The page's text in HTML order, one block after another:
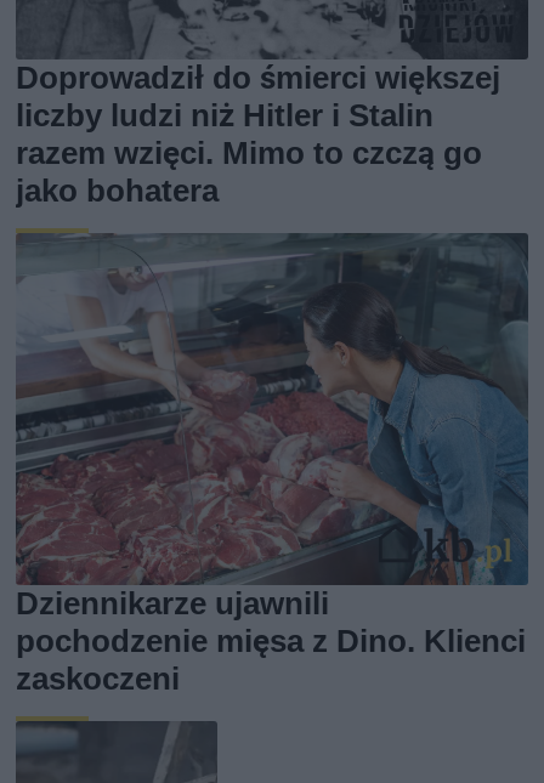
Doprowadził do śmierci większej
liczby ludzi niż Hitler i Stalin
razem wzięci. Mimo to czczą go
jako bohatera
Dziennikarze ujawnili
pochodzenie mięsa z Dino. Klienci
zaskoczeni